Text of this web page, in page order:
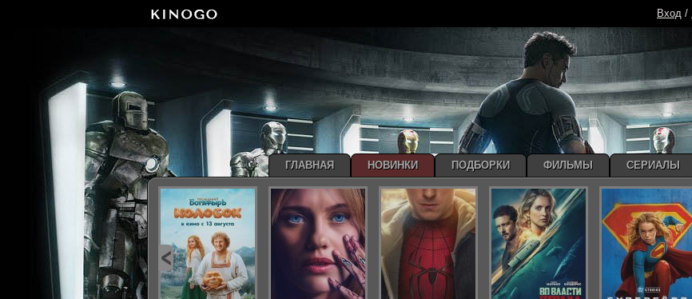
Вход /
ГЛАВНАЯ НОВИНКИ ПОДБОРКИ ФИЛЬМЫ СЕРИАЛЫ